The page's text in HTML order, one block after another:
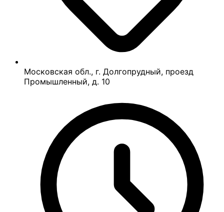
Московская обл., г. Долгопрудный, проезд
Промышленный, д. 10